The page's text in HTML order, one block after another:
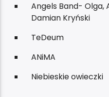
Angels Band- Olga,
Damian Kryński
TeDeum
ANiMA
Niebieskie owieczki